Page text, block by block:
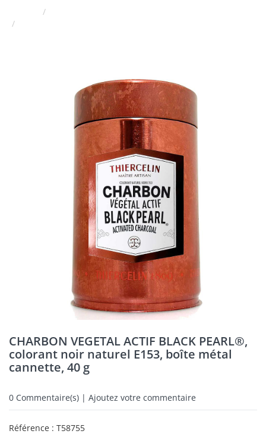
CHARBON VEGETAL ACTIF BLACK PEARL®,
colorant noir naturel E153, boîte métal
cannette, 40 g
0 Commentaire(s) | Ajoutez votre commentaire
Référence : T58755